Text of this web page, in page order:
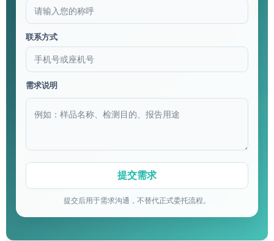
联系方式
需求说明
提交后用于需求沟通，不替代正式委托流程。